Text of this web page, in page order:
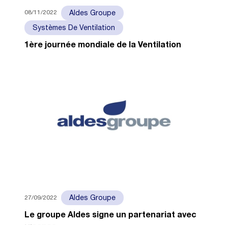
08/11/2022 Aldes Groupe
Systèmes De Ventilation
1ère journée mondiale de la Ventilation
27/09/2022 Aldes Groupe
Le groupe Aldes signe un partenariat avec